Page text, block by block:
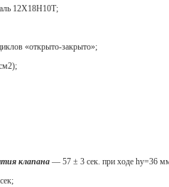
12Х18Н10Т;
«открыто-закрыто»;
клапана — 57 ± 3 сек. при ходе hу=36